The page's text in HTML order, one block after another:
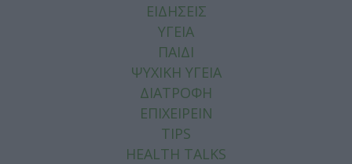
ΕΙΔΗΣΕΙΣ
ΥΓΕΙΑ
ΠΑΙΔΙ
ΨΥΧΙΚΗ ΥΓΕΙΑ
ΔΙΑΤΡΟΦΗ
ΕΠΙΧΕΙΡΕΙΝ
TIPS
HEALTH TALKS